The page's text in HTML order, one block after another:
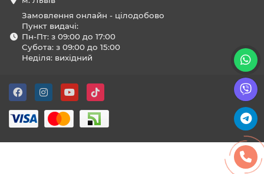
Замовлення онлайн - цілодобово
Пункт видачі:
Пн-Пт: з 09:00 до 17:00
Субота: з 09:00 до 15:00
Неділя: вихідний